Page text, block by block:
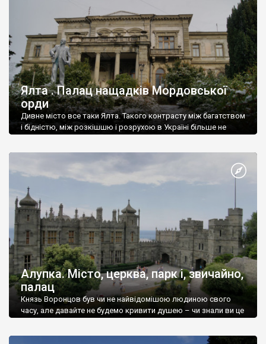
Ялта . Палац нащадків Мордовської
орди
Дивне місто все таки Ялта. Такого контрасту між багатством
і бідністю, між розкішшю і розрухою в Україні більше не
Алупка. Місто, церква, парк і, звичайно,
палац
Князь Воронцов був чи не найвідомішою людиною свого
часу, але давайте не будемо кривити душею – чи знали ви це